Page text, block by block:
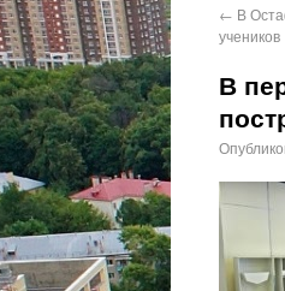
← В
учеников
В